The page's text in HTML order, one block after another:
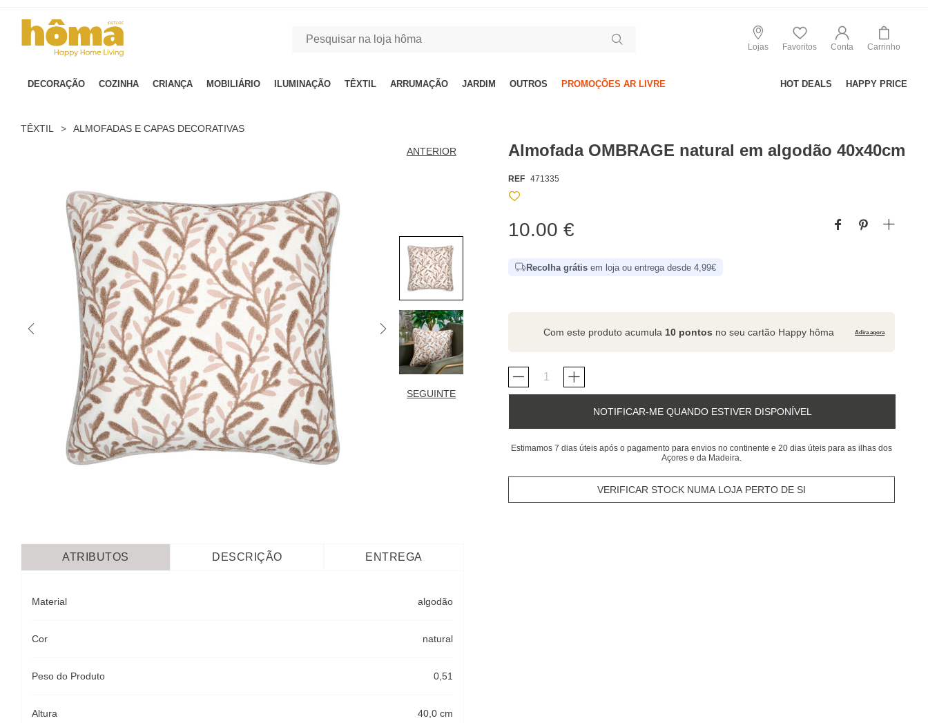
Lojas Favoritos Conta Carrinho
DECORAÇÃO COZINHA CRIANÇA MOBILIÁRIO ILUMINAÇÃO TÊXTIL ARRUMAÇÃO JARDIM OUTROS PROMOÇÕES AR LIVRE HOT DEALS HAPPY PRICE
TÊXTIL > ALMOFADAS E CAPAS DECORATIVAS
ANTERIOR
SEGUINTE
Almofada OMBRAGE natural em algodão 40x40cm
REF 471335
10.00 €
Recolha grátis em loja ou entrega desde 4,99€
Com este produto acumula 10 pontos no seu cartão Happy hôma Adira agora
NOTIFICAR-ME QUANDO ESTIVER DISPONÍVEL
Estimamos 7 dias úteis após o pagamento para envios no continente e 20 dias úteis para as ilhas dos
Açores e da Madeira.
VERIFICAR STOCK NUMA LOJA PERTO DE SI
ATRIBUTOS DESCRIÇÃO ENTREGA
Material algodão
Cor natural
Peso do Produto 0,51
Altura 40,0 cm